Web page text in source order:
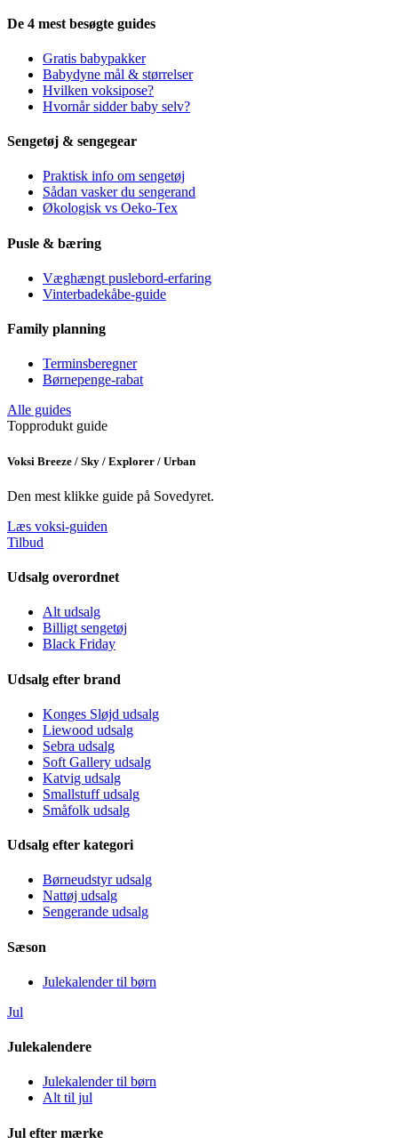
De 4 mest besøgte guides
Gratis babypakker
Babydyne mål & størrelser
Hvilken voksipose?
Hvornår sidder baby selv?
Sengetøj & sengegear
Praktisk info om sengetøj
Sådan vasker du sengerand
Økologisk vs Oeko-Tex
Pusle & bæring
Væghængt puslebord-erfaring
Vinterbadekåbe-guide
Family planning
Terminsberegner
Børnepenge-rabat
Alle guides
Topprodukt guide
Voksi Breeze / Sky / Explorer / Urban
Den mest klikke guide på Sovedyret.
Læs voksi-guiden
Tilbud
Udsalg overordnet
Alt udsalg
Billigt sengetøj
Black Friday
Udsalg efter brand
Konges Sløjd udsalg
Liewood udsalg
Sebra udsalg
Soft Gallery udsalg
Katvig udsalg
Smallstuff udsalg
Småfolk udsalg
Udsalg efter kategori
Børneudstyr udsalg
Nattøj udsalg
Sengerande udsalg
Sæson
Julekalender til børn
Jul
Julekalendere
Julekalender til børn
Alt til jul
Jul efter mærke